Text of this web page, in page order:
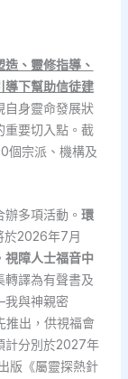
、靈修指導、
導下幫助信徒建
自身靈命發展狀
重要切入點。截
個宗派、機構及
多項活動。 環
於2026年7月
視障人士福音中
轉譯為有聲書及
與神親密
推出，供視福會
計分別於2027年
版《屬靈探熱針